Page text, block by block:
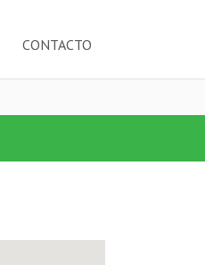
CONTACTO